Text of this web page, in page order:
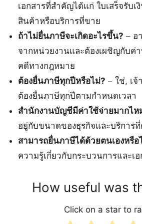
เอกสารที่สำคัญได้แก่ ใบเสร็จรับเ
สินค้าหรือบริการที่ขาย
ถ้าไม่ยื่นภาษีจะเกิดอะไรขึ้น? – อ
จากหน่วยงานและต้องเผชิญกับค่
คดีทางกฎหมาย
ต้องยื่นภาษีทุกปีหรือไม่? – ใช่, เ
ต้องยื่นภาษีทุกปีตามกำหนดเวลา
สำนักงานบัญชีมีค่าใช้จ่ายมากไห
อยู่กับขนาดของธุรกิจและบริการที่
สามารถยื่นภาษีได้ด้วยตนเองหรือ
ความรู้เกี่ยวกับกระบวนการและเ
How useful was
Click on a star to